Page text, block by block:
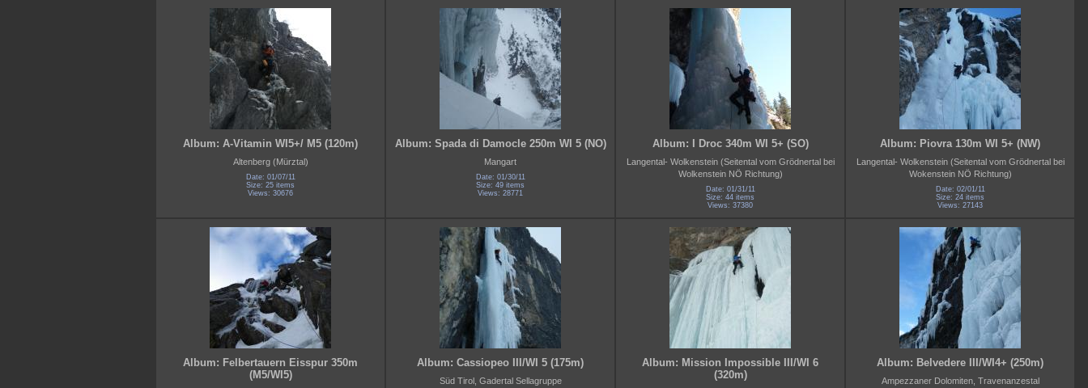
Album: A-Vitamin WI5+/ M5 (120m)
Altenberg (Mürztal)
Date: 01/07/11
Size: 25 items
Views: 30676
Album: Spada di Damocle 250m WI 5 (NO)
Mangart
Date: 01/30/11
Size: 49 items
Views: 28771
Album: I Droc 340m WI 5+ (SO)
Langental- Wolkenstein (Seitental vom Grödnertal bei
Wolkenstein NÖ Richtung)
Date: 01/31/11
Size: 44 items
Views: 37380
Album: Piovra 130m WI 5+ (NW)
Langental- Wolkenstein (Seitental vom Grödnertal bei
Wokenstein NÖ Richtung)
Date: 02/01/11
Size: 24 items
Views: 27143
Album: Felbertauern Eisspur 350m
(M5/WI5)
Album: Cassiopeo III/WI 5 (175m)
Süd Tirol, Gadertal Sellagruppe
Album: Mission Impossible III/WI 6
(320m)
Album: Belvedere III/WI4+ (250m)
Ampezzaner Dolomiten, Travenanzestal